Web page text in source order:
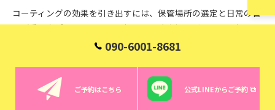
コーティングの効果を引き出すには、保管場所の選定と日常の管
理が重要なポイントです。屋根付きの駐車場やガレージに保管す
ることで、紫外線や酸性雨、鳥のフン、黄砂などの外的要因によ
も効果的です。
090-6001-8681
ご予約はこちら 公式LINEからご予約